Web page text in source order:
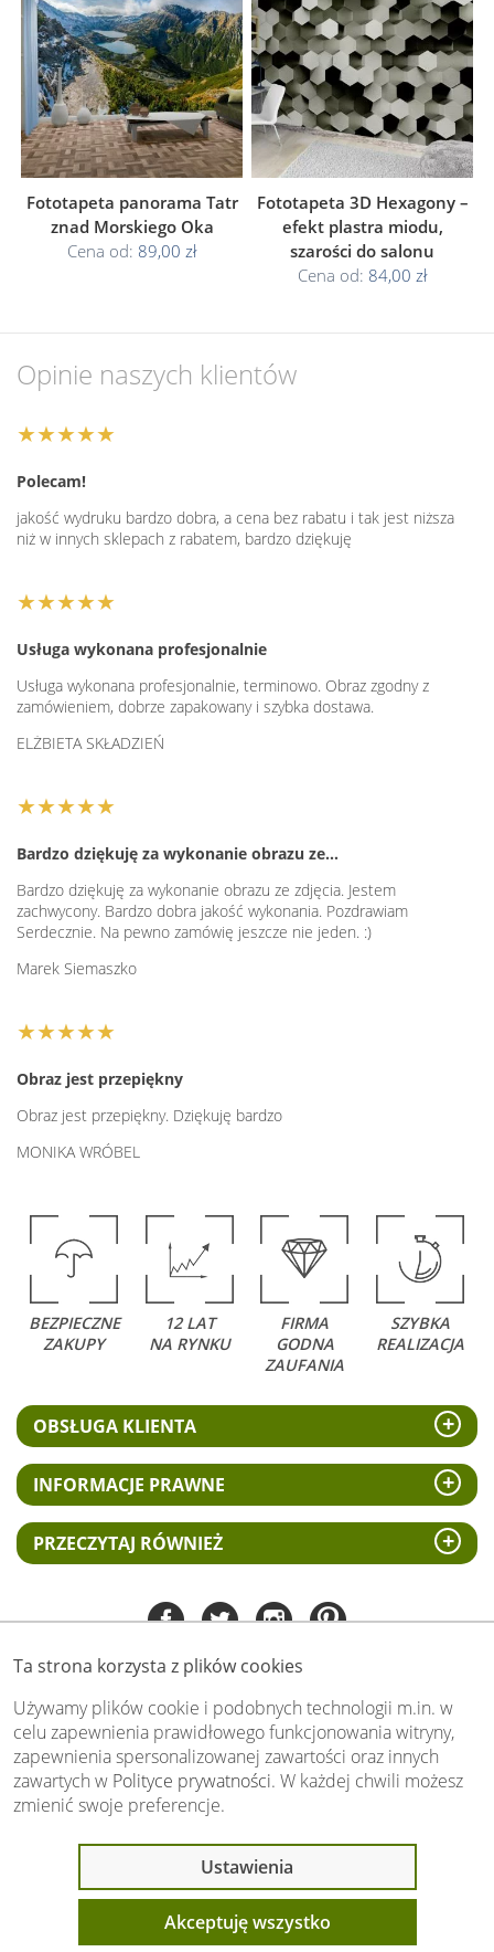
Ta strona korzysta z plików cookies
Używamy plików cookie i podobnych technologii m.in. w
celu zapewnienia prawidłowego funkcjonowania witryny,
zapewnienia spersonalizowanej zawartości oraz innych
zawartych w Polityce prywatności. W każdej chwili możesz
zmienić swoje preferencje.
Ustawienia
Akceptuję wszystko
Fototapeta panorama Tatr
znad Morskiego Oka
Cena od: 89,00 zł
Fototapeta 3D Hexagony –
efekt plastra miodu,
szarości do salonu
Cena od: 84,00 zł
Opinie naszych klientów
★★★★★
Polecam!
jakość wydruku bardzo dobra, a cena bez rabatu i tak jest niższa
niż w innych sklepach z rabatem, bardzo dziękuję
★★★★★
Usługa wykonana profesjonalnie
Usługa wykonana profesjonalnie, terminowo. Obraz zgodny z
zamówieniem, dobrze zapakowany i szybka dostawa.
ELŻBIETA SKŁADZIEŃ
★★★★★
Bardzo dziękuję za wykonanie obrazu ze…
Bardzo dziękuję za wykonanie obrazu ze zdjęcia. Jestem
zachwycony. Bardzo dobra jakość wykonania. Pozdrawiam
Serdecznie. Na pewno zamówię jeszcze nie jeden. :)
Marek Siemaszko
★★★★★
Obraz jest przepiękny
Obraz jest przepiękny. Dziękuję bardzo
MONIKA WRÓBEL
BEZPIECZNE
ZAKUPY
12 LAT
NA RYNKU
FIRMA
GODNA
ZAUFANIA
SZYBKA
REALIZACJA
OBSŁUGA KLIENTA
INFORMACJE PRAWNE
PRZECZYTAJ RÓWNIEŻ
Tel:535 505 106
(pn-pt 8.00 - 15.00)
biuro@swiat-obrazow.pl
Copyright by swiat-obrazow.pl 2026,
Wszelkie prawa zastrzeżone
Otrzymaliśmy4.89pkt. na5możliwych.
Oceń nas również Ty:
oglądało ten produkt